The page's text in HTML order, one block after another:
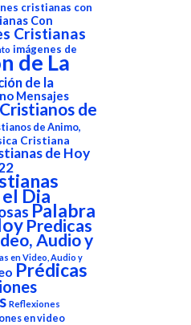
cristianas con
Con
Cristianas
imágenes de
de La
de la
Mensajes
de
de Animo,
Cristiana
de Hoy
Dia
Palabra
Predicas
Audio y
en Video, Audio y
Prédicas
Reflexiones
en video